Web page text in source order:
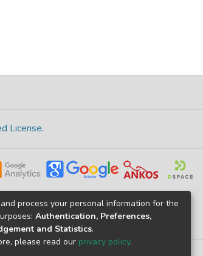
License.
process your personal information for the
Authentication, Preferences,
and Statistics.
please read our privacy policy.